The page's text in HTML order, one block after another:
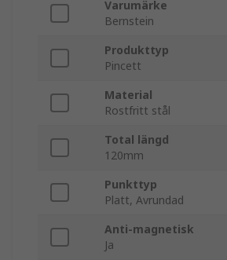
Varumärke
Bernstein
Produkttyp
Pincett
Material
Rostfritt stål
Total längd
120mm
Punkttyp
Platt, Avrundad
Anti-magnetisk
Ja